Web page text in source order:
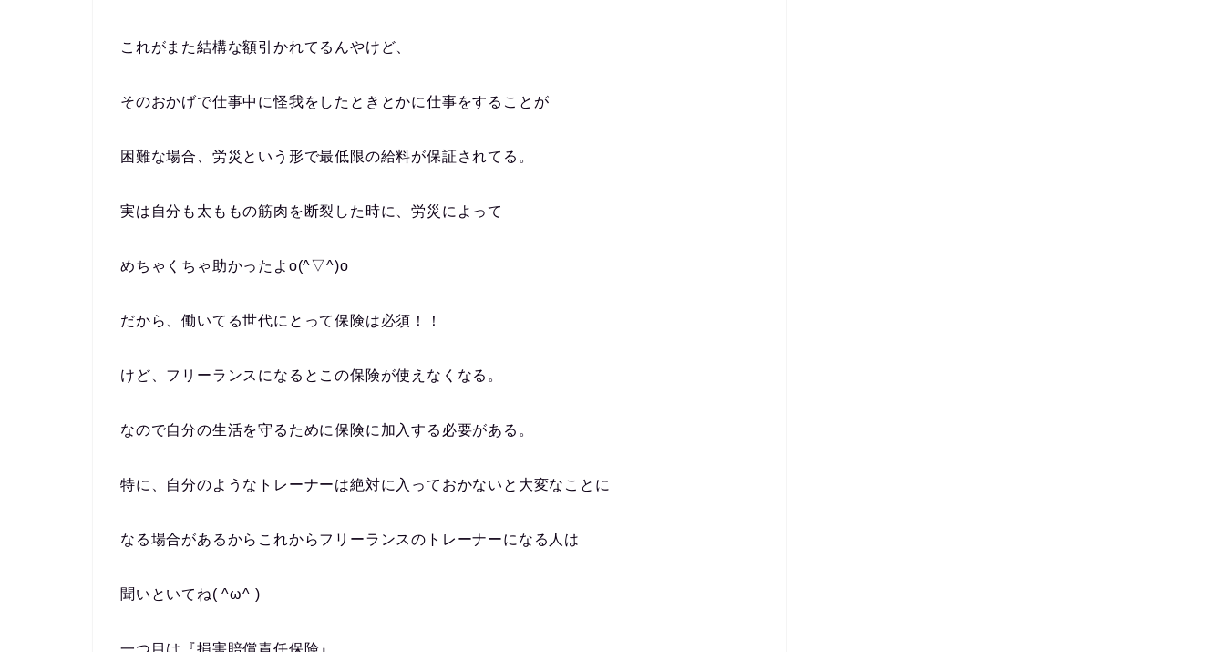
これがまた結構な額引かれてるんやけど、
そのおかげで仕事中に怪我をしたときとかに仕事をすることが
困難な場合、労災という形で最低限の給料が保証されてる。
実は自分も太ももの筋肉を断裂した時に、労災によって
めちゃくちゃ助かったよo(^▽^)o
だから、働いてる世代にとって保険は必須！！
けど、フリーランスになるとこの保険が使えなくなる。
なので自分の生活を守るために保険に加入する必要がある。
特に、 自分のようなトレーナーは絶対に入っておかないと大変なことに
なる場合があるからこれからフリーランスのトレーナーになる人 は
聞いといてね( ^ω^ )
一つ目は 『損害賠償責任保険』